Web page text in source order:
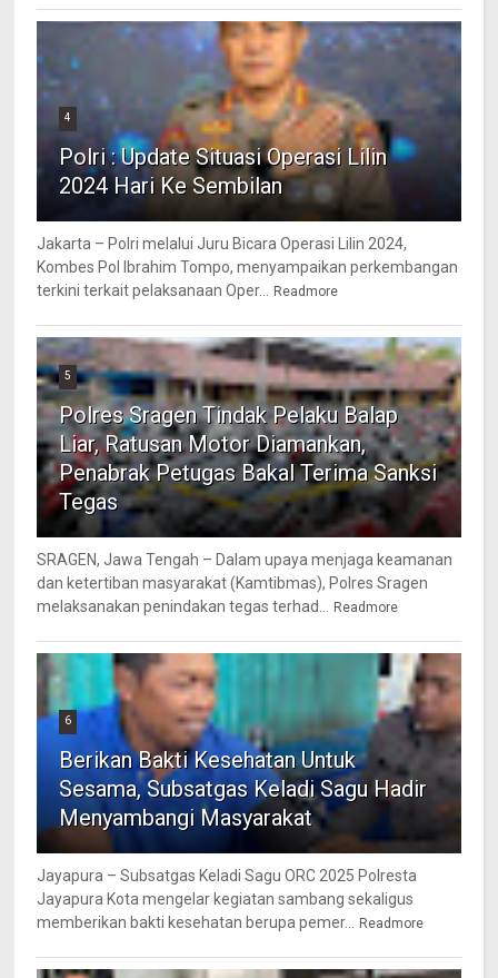
4
Polri : Update Situasi Operasi Lilin
2024 Hari Ke Sembilan
Jakarta – Polri melalui Juru Bicara Operasi Lilin 2024,
Kombes Pol Ibrahim Tompo, menyampaikan perkembangan
terkini terkait pelaksanaan Oper...
Readmore
5
Polres Sragen Tindak Pelaku Balap
Liar, Ratusan Motor Diamankan,
Penabrak Petugas Bakal Terima Sanksi
Tegas
SRAGEN, Jawa Tengah – Dalam upaya menjaga keamanan
dan ketertiban masyarakat (Kamtibmas), Polres Sragen
melaksanakan penindakan tegas terhad...
Readmore
6
Berikan Bakti Kesehatan Untuk
Sesama, Subsatgas Keladi Sagu Hadir
Menyambangi Masyarakat
Jayapura – Subsatgas Keladi Sagu ORC 2025 Polresta
Jayapura Kota mengelar kegiatan sambang sekaligus
memberikan bakti kesehatan berupa pemer...
Readmore